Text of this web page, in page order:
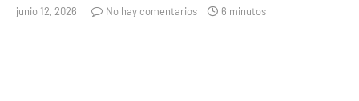
junio 12, 2026 No hay comentarios 6 minutos